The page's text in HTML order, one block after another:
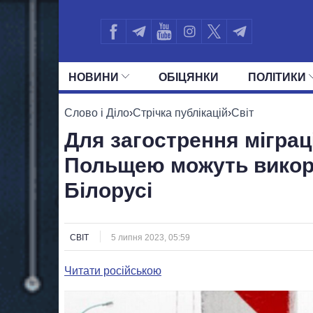
НОВИНИ ОБIЦЯНКИ ПОЛIТИКИ
УСІ ПОЛІТИКИ ПРЕЗИДЕНТ І ОФІС
Слово і Діло›Стрічка публікацій›Світ
Для загострення
Польщею можуть
Білорусі
СВІТ 5 липня 2023, 05:59
Читати російською